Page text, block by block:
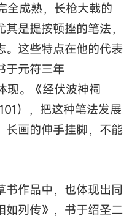
全成熟，长枪大戟的
是提按顿挫的笔法，
。这些特点在他的代表
于元符三年
现。《经伏波神祠
），把这种笔法发展
长画的伸手挂脚，不能
书作品中，也体现出同
如列传》，书于绍圣二